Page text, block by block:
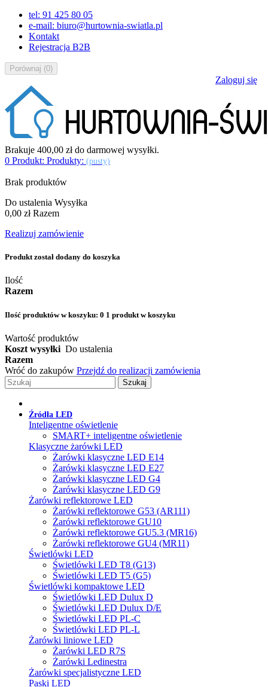
tel: 91 425 80 05
e-mail: biuro@hurtownia-swiatla.pl
Kontakt
Rejestracja B2B
Porównaj (0)
Zaloguj się
Brakuje 400,00 złdo darmowej wysyłki.
0 Produkt: Produkty: (pusty)
Brak produktów
Do ustalenia Wysyłka
0,00 zł Razem
Realizuj zamówienie
Produkt został dodany do koszyka
Ilość
Razem
Ilość produktów w koszyku: 0 1 produkt w koszyku
Wartość produktów
Koszt wysyłki Do ustalenia
Razem
Wróć do zakupów Przejdź do realizacji zamówienia
Szukaj
Źródła LED
Inteligentne oświetlenie
SMART+ inteligentne oświetlenie
Klasyczne żarówki LED
Żarówki klasyczne LED E14
Żarówki klasyczne LED E27
Żarówki klasyczne LED G4
Żarówki klasyczne LED G9
Żarówki reflektorowe LED
Żarówki reflektorowe G53 (AR111)
Żarówki reflektorowe GU10
Żarówki reflektorowe GU5.3 (MR16)
Żarówki reflektorowe GU4 (MR11)
Świetlówki LED
Świetlówki LED T8 (G13)
Świetlówki LED T5 (G5)
Świetlówki kompaktowe LED
Świetlówki LED Dulux D
Świetlówki LED Dulux D/E
Świetlówki LED PL-C
Świetlówki LED PL-L
Żarówki liniowe LED
Żarówki LED R7S
Żarówki Ledinestra
Żarówki specjalistyczne LED
Paski LED